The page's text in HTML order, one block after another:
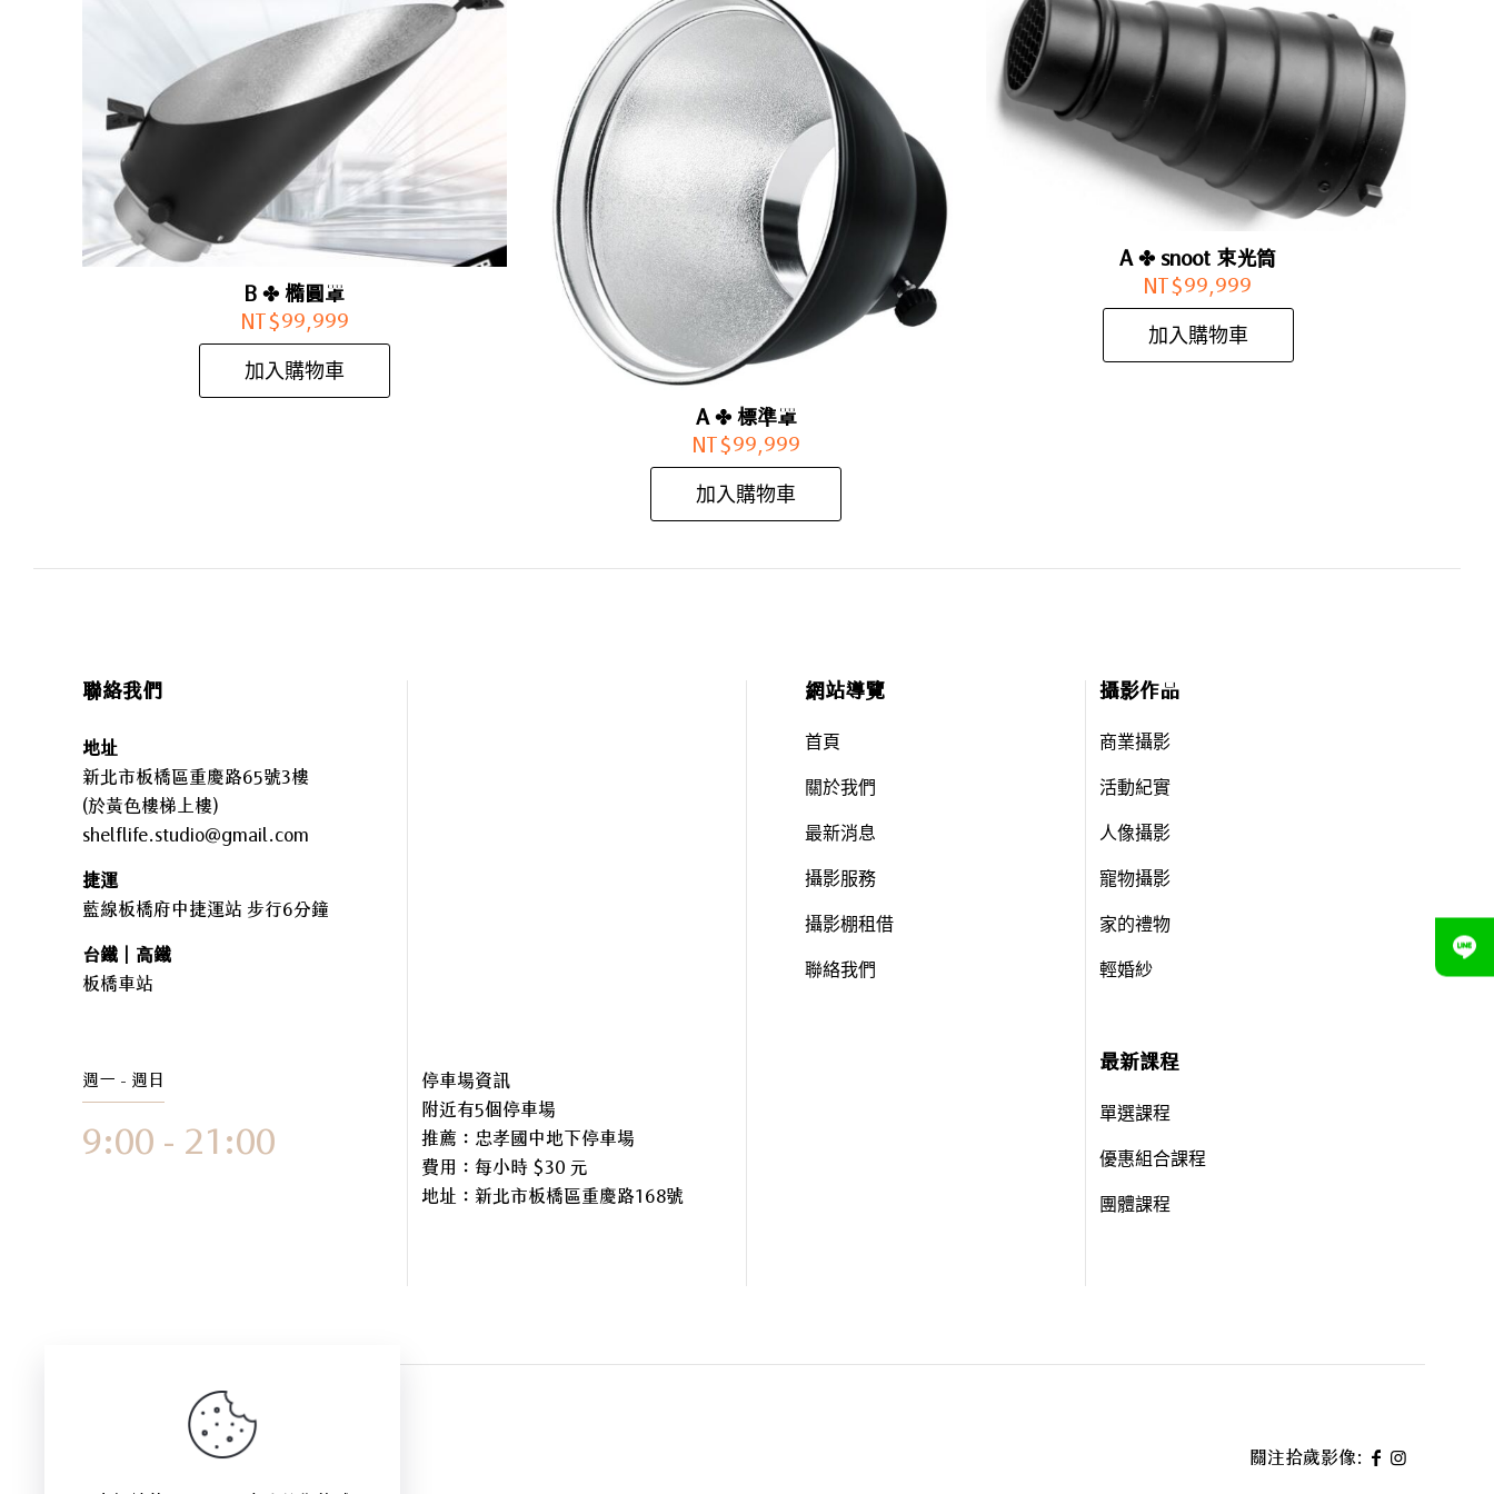
B ✤ 橢圓罩
NT$99,999
加入購物車
A ✤ 標準罩
NT$99,999
加入購物車
A ✤ snoot 束光筒
NT$99,999
加入購物車
聯絡我們
地址
新北市板橋區重慶路65號3樓
(於黃色樓梯上樓)
shelflife.studio@gmail.com
捷運
藍線板橋府中捷運站 步行6分鐘
台鐵｜高鐵
板橋車站
週一 - 週日
9:00 - 21:00
停車場資訊
附近有5個停車場
推薦：忠孝國中地下停車場
費用：每小時 $30 元
地址： 新北市板橋區重慶路168號
網站導覽
首頁
關於我們
最新消息
攝影服務
攝影棚租借
聯絡我們
攝影作品
商業攝影
活動紀實
人像攝影
寵物攝影
家的禮物
輕婚紗
最新課程
單選課程
優惠組合課程
團體課程
關注拾歲影像: